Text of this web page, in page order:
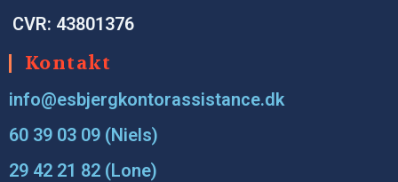
CVR: 43801376
Kontakt
info@esbjergkontorassistance.dk
60 39 03 09 (Niels)
29 42 21 82 (Lone)